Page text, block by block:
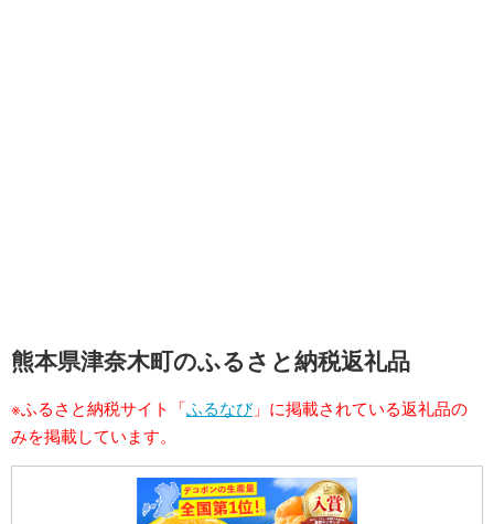
熊本県津奈木町のふるさと納税返礼品
※ふるさと納税サイト「ふるなび」に掲載されている返礼品の
みを掲載しています。